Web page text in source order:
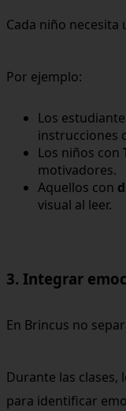
Cada niño
Por ejemplo:
Los
instrucciones
Los niños con
motivadores.
Aquellos con
visual al leer.
3. Integrar
En Brincus no
Durante las
para identificar